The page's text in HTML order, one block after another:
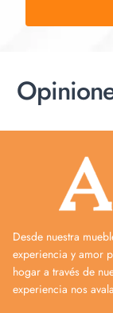
Desde nuestra
experiencia y amor
hogar a través de
experiencia nos